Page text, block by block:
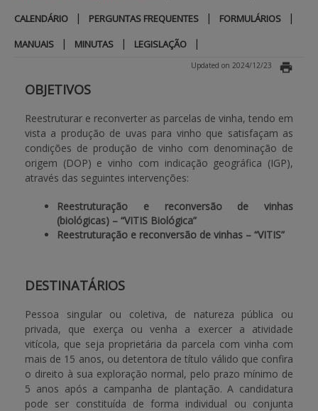
STATISTICS
BENEFICIARY SUPPORT
Login / Register
CALENDÁRIO | PERGUNTAS FREQUENTES | FORMULÁRIOS |
MANUAIS | MINUTAS | LEGISLAÇÃO |
Updated on 2024/12/23
OBJETIVOS
Reestruturar e reconverter as parcelas de vinha, tendo em
vista a produção de uvas para vinho que satisfaçam as
condições de produção de vinho com denominação de
origem (DOP) e vinho com indicação geográfica (IGP),
através das seguintes intervenções:
Reestruturação e reconversão de vinhas
(biológicas) – “VITIS Biológica”
Reestruturação e reconversão de vinhas – “VITIS”
DESTINATÁRIOS
Pessoa singular ou coletiva, de natureza pública ou
privada, que exerça ou venha a exercer a atividade
vitícola, que seja proprietária da parcela com vinha com
mais de 15 anos, ou detentora de título válido que confira
o direito à sua exploração normal, pelo prazo mínimo de
5 anos após a campanha de plantação. A candidatura
pode ser constituída de forma individual ou conjunta